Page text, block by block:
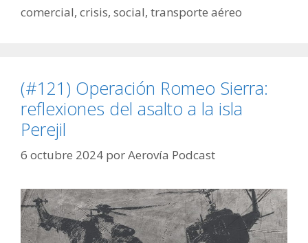
comercial, crisis, social, transporte aéreo
(#121) Operación Romeo Sierra:
reflexiones del asalto a la isla
Perejil
6 octubre 2024 porAerovía Podcast